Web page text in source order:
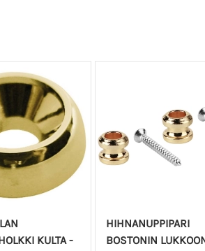
KULTA -
HIHNANUPPIPARI
BOSTONIN